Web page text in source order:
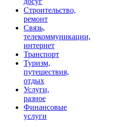
Строительство,
ремонт
Связь,
телекоммуникации,
интернет
Транспорт
Туризм,
путешествия,
отдых
Услуги,
разное
Финансовые
услуги